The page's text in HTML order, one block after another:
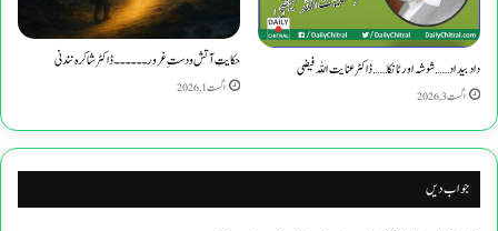
دادبیداد…….​ شوشہ اور ٹانکا…….ڈاکٹر عنایت اللہ فیضی
اگست 3, 2026
حکایتِ آتش و دستِ غرور۔۔۔۔۔۔ڈاکٹرشاکرہ نندنی
اگست 1, 2026
جواب دیں